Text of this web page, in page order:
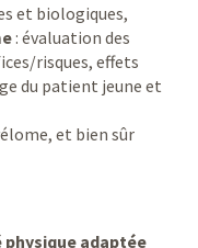
et biologiques,
: évaluation des
risques, effets
du patient jeune et
et bien sûr
adaptée